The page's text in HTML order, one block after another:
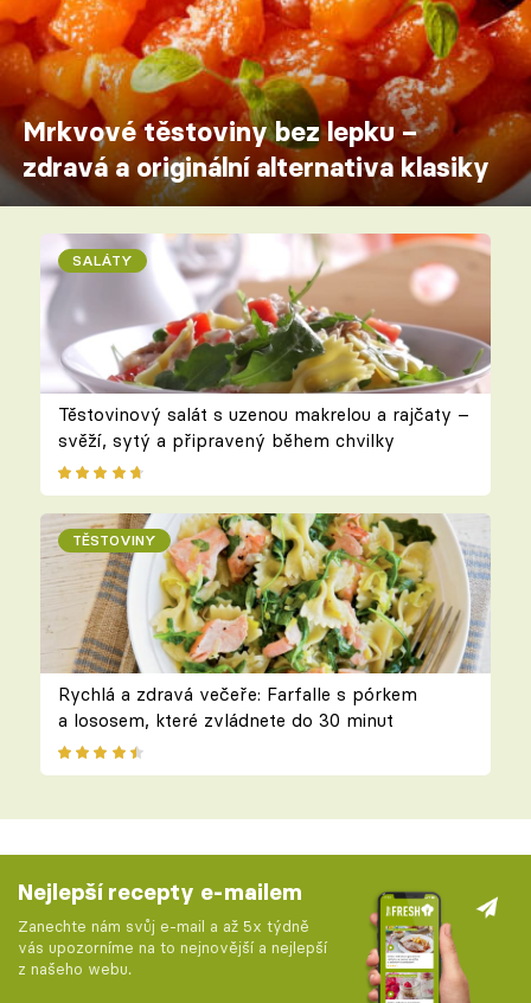
Mrkvové těstoviny bez lepku –
zdravá a originální alternativa klasiky
SALÁTY
Těstovinový salát s uzenou makrelou a rajčaty –
svěží, sytý a připravený během chvilky
TĚSTOVINY
Rychlá a zdravá večeře: Farfalle s pórkem
a lososem, které zvládnete do 30 minut
Nejlepší recepty e-mailem
Zanechte nám svůj e-mail a až 5x týdně
vás upozorníme na to nejnovější a nejlepší
z našeho webu.